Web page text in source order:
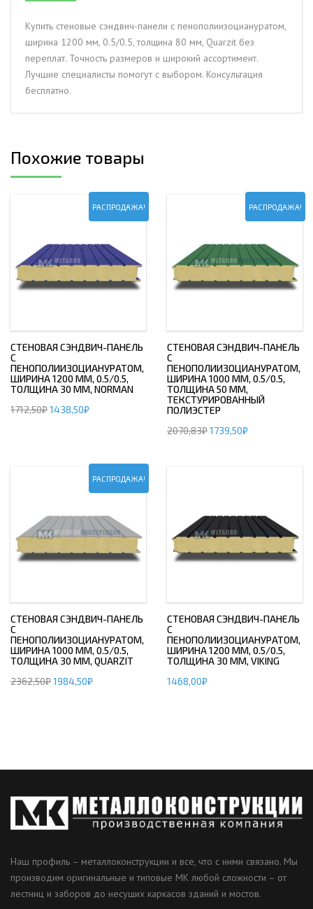
0.5/0.5,
толщина
Quarzit
Купить стеновые сэндвич-панели с пенополиизоциануратом,
ширина 1200 мм, 0.5/0.5, толщина 80 мм, Quarzit без
переплат. Точность размеров и широкий ассортимент.
Лучшие специалисты помогут с выбором. Консультация
бесплатно.
Похожие товары
РАСПРОДАЖА!
СТЕНОВАЯ СЭНДВИЧ-ПАНЕЛЬ
С
ПЕНОПОЛИИЗОЦИАНУРАТОМ,
ШИРИНА 1200 ММ, 0.5/0.5,
ТОЛЩИНА 30 ММ, NORMAN
1712,50₽1438,50₽
РАСПРОДАЖА!
СТЕНОВАЯ СЭНДВИЧ-ПАНЕЛЬ
С
ПЕНОПОЛИИЗОЦИАНУРАТОМ,
ШИРИНА 1000 ММ, 0.5/0.5,
ТОЛЩИНА 50 ММ,
ТЕКСТУРИРОВАННЫЙ
ПОЛИЭСТЕР
2070,83₽1739,50₽
РАСПРОДАЖА!
СТЕНОВАЯ СЭНДВИЧ-ПАНЕЛЬ
С
ПЕНОПОЛИИЗОЦИАНУРАТОМ,
ШИРИНА 1000 ММ, 0.5/0.5,
ТОЛЩИНА 30 ММ, QUARZIT
2362,50₽1984,50₽
СТЕНОВАЯ СЭНДВИЧ-ПАНЕЛЬ
С
ПЕНОПОЛИИЗОЦИАНУРАТОМ,
ШИРИНА 1200 ММ, 0.5/0.5,
ТОЛЩИНА 30 ММ, VIKING
1468,00₽
Наш профиль – металлоконструкции и все, что с ними связано. Мы
производим оригинальные и типовые МК любой сложности – от
лестниц и заборов до несущих каркасов зданий и мостов.